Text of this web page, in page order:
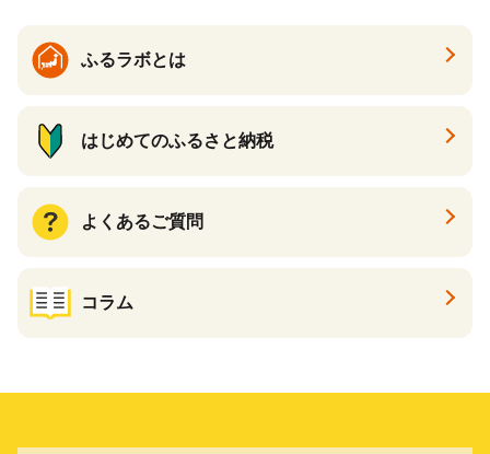
ふるラボとは
はじめてのふるさと納税
よくあるご質問
コラム